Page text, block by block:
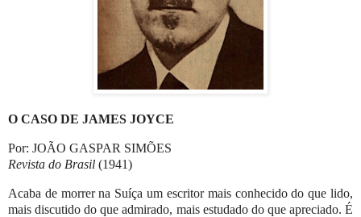
O CASO DE JAMES JOYCE
Por: JOÃO GASPAR SIMÕES
Revista do Brasil (1941)
Acaba de morrer na Suíça um escritor mais conhecido do que lido,
mais discutido do que admirado, mais estudado do que apreciado. É